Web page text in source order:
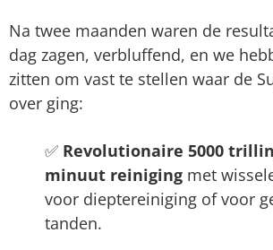
Na twee maanden waren de
dag zagen, verbluffend, en we
zitten om vast te stellen waar de
over ging:
✅ Revolutionaire 5000
minuut reiniging met
voor dieptereiniging of voor
tanden.